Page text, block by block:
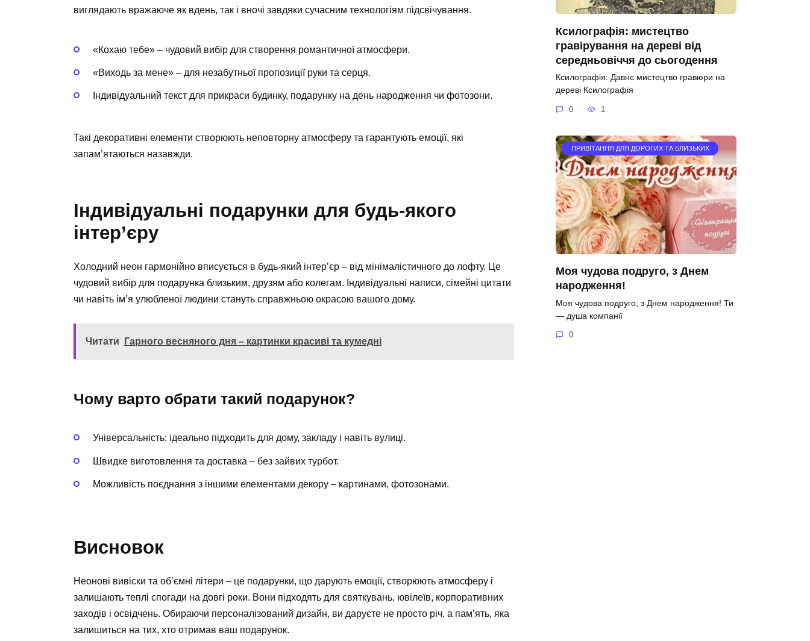
виглядають вражаюче як вдень, так і вночі завдяки сучасним технологіям підсвічування.
«Кохаю тебе» – чудовий вибір для створення романтичної атмосфери.
«Виходь за мене» – для незабутньої пропозиції руки та серця.
Індивідуальний текст для прикраси будинку, подарунку на день народження чи фотозони.
Такі декоративні елементи створюють неповторну атмосферу та гарантують емоції, які
запам’ятаються назавжди.
Індивідуальні подарунки для будь-якого
інтер’єру
Холодний неон гармонійно вписується в будь-який інтер’єр – від мінімалістичного до лофту. Це
чудовий вибір для подарунка близьким, друзям або колегам. Індивідуальні написи, сімейні цитати
чи навіть ім’я улюбленої людини стануть справжньою окрасою вашого дому.
Читати Гарного весняного дня – картинки красиві та кумедні
Чому варто обрати такий подарунок?
Універсальність: ідеально підходить для дому, закладу і навіть вулиці.
Швидке виготовлення та доставка – без зайвих турбот.
Можливість поєднання з іншими елементами декору – картинами, фотозонами.
Висновок
Неонові вивіски та об’ємні літери – це подарунки, що дарують емоції, створюють атмосферу і
залишають теплі спогади на довгі роки. Вони підходять для святкувань, ювілеїв, корпоративних
заходів і освідчень. Обираючи персоналізований дизайн, ви даруєте не просто річ, а пам’ять, яка
залишиться на тих, хто отримав ваш подарунок.
Ксилографія: мистецтво
гравірування на дереві від
середньовіччя до сьогодення
Ксилографія: Давнє мистецтво гравюри на
дереві Ксилографія
0 1
ПРИВІТАННЯ ДЛЯ ДОРОГИХ ТА БЛИЗЬКИХ
Моя чудова подруго, з Днем
народження!
Моя чудова подруго, з Днем народження! Ти
— душа компанії
0